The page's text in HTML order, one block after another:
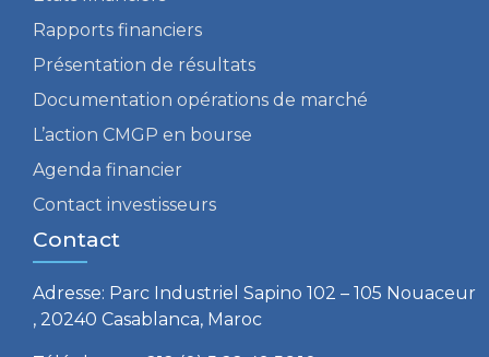
Rapports financiers
Présentation de résultats
Documentation opérations de marché
L’action CMGP en bourse
Agenda financier
Contact investisseurs
Contact
Adresse: Parc Industriel Sapino 102 – 105 Nouaceur
, 20240 Casablanca, Maroc